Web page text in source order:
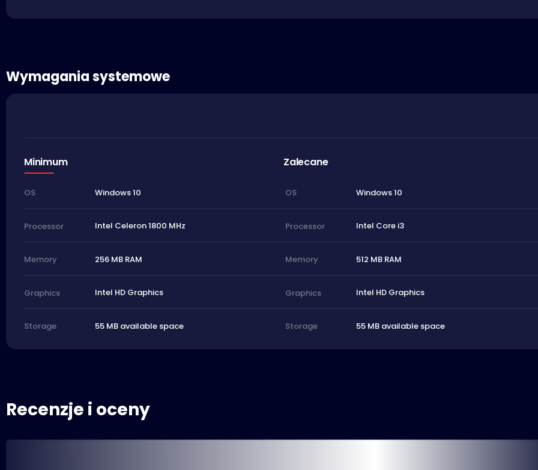
Wymagania systemowe
Minimum Zalecane
OS Windows 10 OS Windows 10
Processor Intel Celeron 1800 MHz Processor Intel Core i3
Memory 256 MB RAM Memory 512 MB RAM
Graphics Intel HD Graphics Graphics Intel HD Graphics
Storage 55 MB available space Storage 55 MB available space
Recenzje i oceny